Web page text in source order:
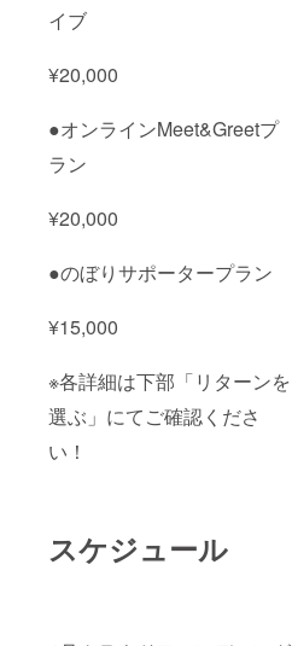
イブ
¥20,000
●オンラインMeet&Greetプ
ラン
¥20,000
●のぼりサポータープラン
¥15,000
※各詳細は下部「リターンを
選ぶ」にてご確認くださ
い！
スケジュール